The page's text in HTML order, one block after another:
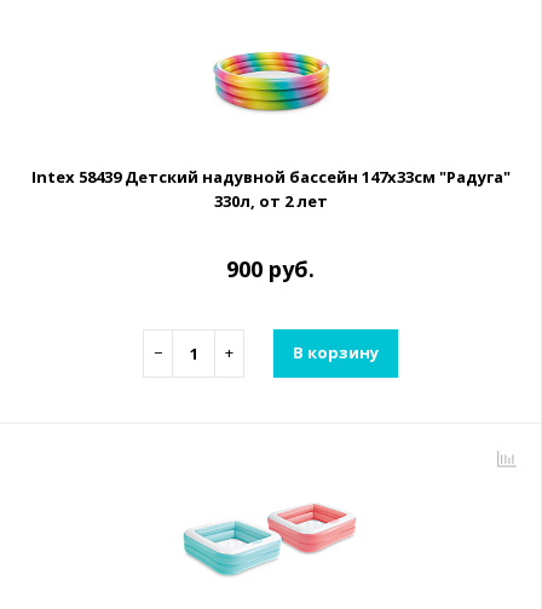
Intex 58439 Детский надувной бассейн 147х33см "Радуга"
330л, от 2 лет
900 руб.
− + В корзину